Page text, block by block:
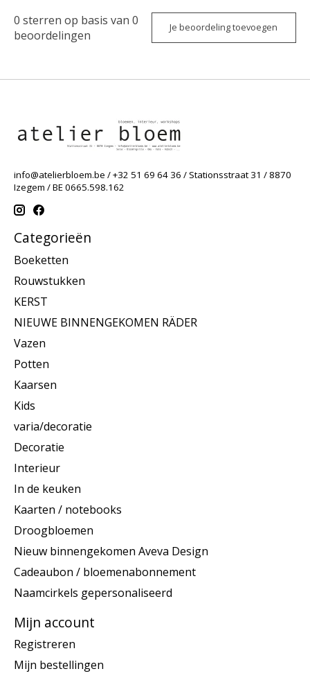
0 sterren op basis van 0
beoordelingen
Je beoordeling toevoegen
info@atelierbloem.be / +32 51 69 64 36 / Stationsstraat 31 / 8870
Izegem / BE 0665.598.162
Categorieën
Boeketten
Rouwstukken
KERST
NIEUWE BINNENGEKOMEN RÄDER
Vazen
Potten
Kaarsen
Kids
varia/decoratie
Decoratie
Interieur
In de keuken
Kaarten / notebooks
Droogbloemen
Nieuw binnengekomen Aveva Design
Cadeaubon / bloemenabonnement
Naamcirkels gepersonaliseerd
Mijn account
Registreren
Mijn bestellingen